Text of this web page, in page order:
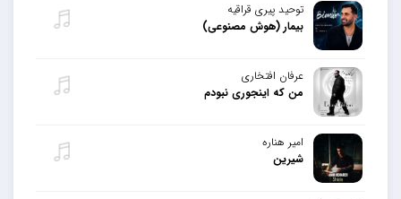
توحید پیری قراقیه
بیمار (هوش مصنوعی)
عرفان افتخاری
من که اینجوری نبودم
امیر هناره
شیرین